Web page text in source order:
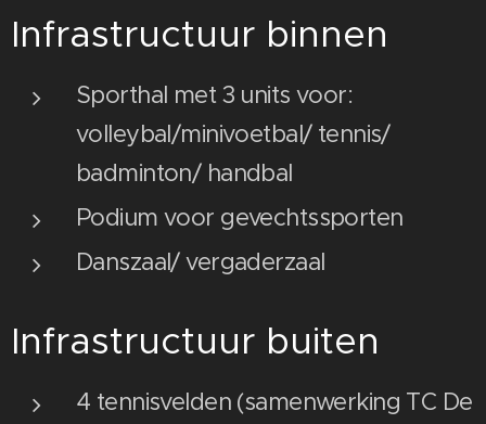
Infrastructuur binnen
Sporthal met 3 units voor:
volleybal/minivoetbal/ tennis/
badminton/ handbal
Podium voor gevechtssporten
Danszaal/ vergaderzaal
Infrastructuur buiten
4 tennisvelden (samenwerking TC De